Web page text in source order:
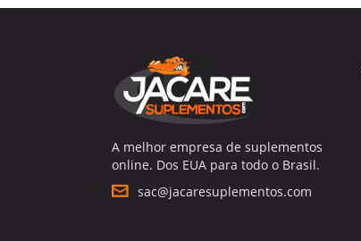
A melhor empresa de suplementos
online. Dos EUA para todo o Brasil.
sac@jacaresuplementos.com